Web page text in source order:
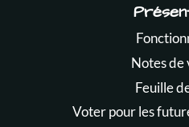
Notes de
Feuille
Voter pour les